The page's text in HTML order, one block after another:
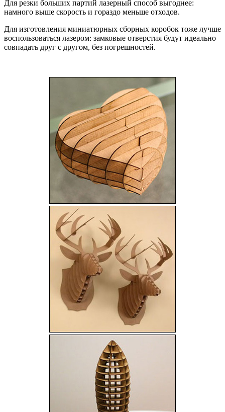
Для резки больших партий лазерный способ выгоднее:
намного выше скорость и гораздо меньше отходов.
Для изготовления миниатюрных сборных коробок тоже лучше
воспользоваться лазером: замковые отверстия будут идеально
совпадать друг с другом, без погрешностей.